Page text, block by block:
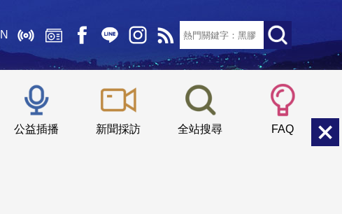
公益插播 新聞採訪 全站搜尋 FAQ
小 中